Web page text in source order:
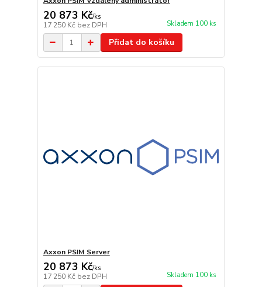
20 873 Kč/ks
17 250 Kč bez DPH Skladem 100 ks
Přidat do košíku
Axxon PSIM Server
20 873 Kč/ks
17 250 Kč bez DPH Skladem 100 ks